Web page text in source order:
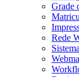
Grade
Rede